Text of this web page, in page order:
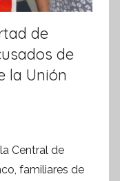
de
de
la Unión
Central de
familiares de